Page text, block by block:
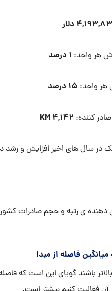
دلار
هر واحد: ۱ درصد
هر واحد: ۱۵ درصد
کننده: ۴,۱۴۲ KM
در سال های اخیر افزایش و
دهنده ی رتبه و حجم صادرات
فاصله از مبدا
باشند گویای این است که